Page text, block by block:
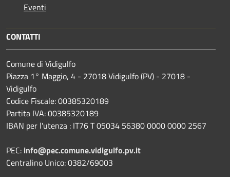
Eventi
CONTATTI
Comune di Vidigulfo
Piazza 1° Maggio, 4 - 27018 Vidigulfo (PV) - 27018 -
Vidigulfo
Codice Fiscale: 00385320189
Partita IVA: 00385320189
IBAN per l'utenza : IT76 T 05034 56380 0000 0000 2567
PEC: info@pec.comune.vidigulfo.pv.it
Centralino Unico: 0382/69003